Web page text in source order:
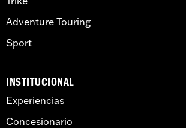
Adventure Touring
Sport
INSTITUCIONAL
Experiencias
Concesionario